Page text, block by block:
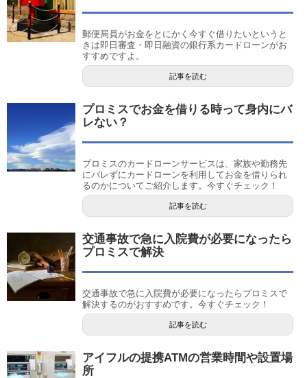
郵便局員がお金をとにかく今すぐ借りたいというと
きは即日審査・即日融資の銀行系カードローンがお
すすめですよ。
記事を読む
プロミスでお金を借りる時って身内にバ
レない？
プロミスのカードローンサービスは、家族や勤務先
にバレずにカードローンを利用してお金を借りられ
るのかについてご紹介します。今すぐチェック！
記事を読む
交通事故で急に入院費が必要になったら
プロミスで解決
交通事故で急に入院費が必要になったらプロミスで
解決するのがおすすめです。今すぐチェック！
記事を読む
アイフルの提携ATMの営業時間や設置場
所